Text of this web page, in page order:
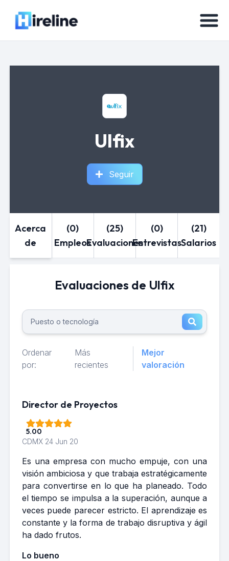
Ulfix
Seguir
Acerca
de
(0)
Empleos
(25)
Evaluaciones
(0)
Entrevistas
(21)
Salarios
Evaluaciones de Ulfix
Ordenar
por:
Más
recientes
Mejor
valoración
Director de Proyectos
5.00
CDMX 24 Jun 20
Es una empresa con mucho empuje, con una
visión ambiciosa y que trabaja estratégicamente
para convertirse en lo que ha planeado. Todo
el tiempo se impulsa a la superación, aunque a
veces puede parecer estricto. El aprendizaje es
constante y la forma de trabajo disruptiva y ágil
ha dado frutos.
Lo bueno